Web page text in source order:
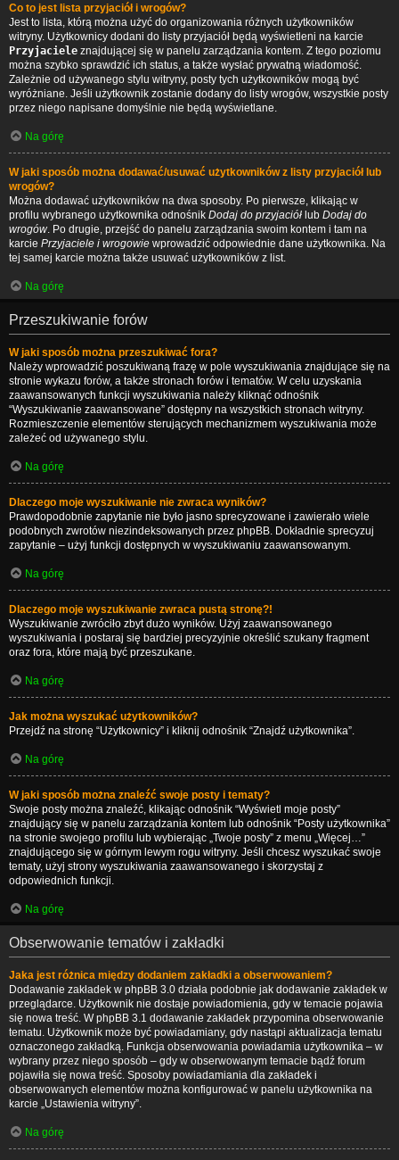
Co to jest lista przyjaciół i wrogów?
Jest to lista, którą można użyć do organizowania różnych użytkowników
witryny. Użytkownicy dodani do listy przyjaciół będą wyświetleni na karcie
Przyjaciele znajdującej się w panelu zarządzania kontem. Z tego poziomu
można szybko sprawdzić ich status, a także wysłać prywatną wiadomość.
Zależnie od używanego stylu witryny, posty tych użytkowników mogą być
wyróżniane. Jeśli użytkownik zostanie dodany do listy wrogów, wszystkie posty
przez niego napisane domyślnie nie będą wyświetlane.
Na górę
W jaki sposób można dodawać/usuwać użytkowników z listy przyjaciół lub
wrogów?
Można dodawać użytkowników na dwa sposoby. Po pierwsze, klikając w
profilu wybranego użytkownika odnośnik Dodaj do przyjaciół lub Dodaj do
wrogów. Po drugie, przejść do panelu zarządzania swoim kontem i tam na
karcie Przyjaciele i wrogowie wprowadzić odpowiednie dane użytkownika. Na
tej samej karcie można także usuwać użytkowników z list.
Na górę
Przeszukiwanie forów
W jaki sposób można przeszukiwać fora?
Należy wprowadzić poszukiwaną frazę w pole wyszukiwania znajdujące się na
stronie wykazu forów, a także stronach forów i tematów. W celu uzyskania
zaawansowanych funkcji wyszukiwania należy kliknąć odnośnik
“Wyszukiwanie zaawansowane” dostępny na wszystkich stronach witryny.
Rozmieszczenie elementów sterujących mechanizmem wyszukiwania może
zależeć od używanego stylu.
Na górę
Dlaczego moje wyszukiwanie nie zwraca wyników?
Prawdopodobnie zapytanie nie było jasno sprecyzowane i zawierało wiele
podobnych zwrotów niezindeksowanych przez phpBB. Dokładnie sprecyzuj
zapytanie – użyj funkcji dostępnych w wyszukiwaniu zaawansowanym.
Na górę
Dlaczego moje wyszukiwanie zwraca pustą stronę?!
Wyszukiwanie zwróciło zbyt dużo wyników. Użyj zaawansowanego
wyszukiwania i postaraj się bardziej precyzyjnie określić szukany fragment
oraz fora, które mają być przeszukane.
Na górę
Jak można wyszukać użytkowników?
Przejdź na stronę “Użytkownicy” i kliknij odnośnik “Znajdź użytkownika”.
Na górę
W jaki sposób można znaleźć swoje posty i tematy?
Swoje posty można znaleźć, klikając odnośnik “Wyświetl moje posty”
znajdujący się w panelu zarządzania kontem lub odnośnik “Posty użytkownika”
na stronie swojego profilu lub wybierając „Twoje posty” z menu „Więcej…”
znajdującego się w górnym lewym rogu witryny. Jeśli chcesz wyszukać swoje
tematy, użyj strony wyszukiwania zaawansowanego i skorzystaj z
odpowiednich funkcji.
Na górę
Obserwowanie tematów i zakładki
Jaka jest różnica między dodaniem zakładki a obserwowaniem?
Dodawanie zakładek w phpBB 3.0 działa podobnie jak dodawanie zakładek w
przeglądarce. Użytkownik nie dostaje powiadomienia, gdy w temacie pojawia
się nowa treść. W phpBB 3.1 dodawanie zakładek przypomina obserwowanie
tematu. Użytkownik może być powiadamiany, gdy nastąpi aktualizacja tematu
oznaczonego zakładką. Funkcja obserwowania powiadamia użytkownika – w
wybrany przez niego sposób – gdy w obserwowanym temacie bądź forum
pojawiła się nowa treść. Sposoby powiadamiania dla zakładek i
obserwowanych elementów można konfigurować w panelu użytkownika na
karcie „Ustawienia witryny”.
Na górę